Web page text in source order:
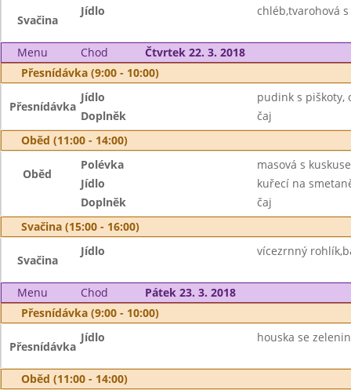
Svačina
Jídlo chléb,tvarohová
Menu Chod
Čtvrtek 22. 3. 2018
Přesnídávka (9:00 - 10:00)
Přesnídávka
Jídlo
pudink s piškoty,
Doplněk
čaj
Oběd (11:00 - 14:00)
Oběd
Polévka
masová s
Jídlo
kuřecí na
Doplněk
čaj
Svačina (15:00 - 16:00)
Svačina
Jídlo vícezrnný
Menu Chod
Pátek 23. 3. 2018
Přesnídávka (9:00 - 10:00)
Přesnídávka
Jídlo houska se
Oběd (11:00 - 14:00)